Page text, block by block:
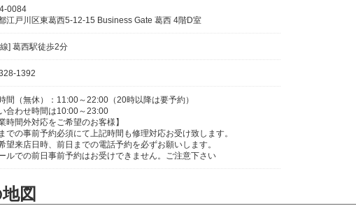
0084
江戸川区東葛西5-12-15 Business Gate 葛西 4階D室
] 葛西駅徒歩2分
1392
間（無休）：11:00～22:00（20時以降は要予約）
合わせ時間は10:00～23:00
時間外対応をご希望のお客様】
での事前予約必須にて上記時間も修理対応お受け致します。
望来店日時、前日までの電話予約を必ずお願いします。
ルでの前日事前予約はお受けできません。ご注意下さい
図